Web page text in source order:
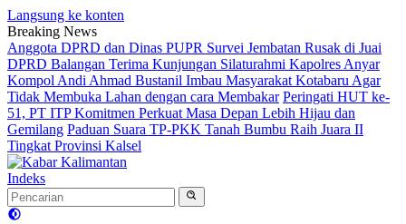
Langsung ke konten
Breaking News
Anggota DPRD dan Dinas PUPR Survei Jembatan Rusak di Juai
DPRD Balangan Terima Kunjungan Silaturahmi Kapolres Anyar
Kompol Andi Ahmad Bustanil Imbau Masyarakat Kotabaru Agar
Tidak Membuka Lahan dengan cara Membakar Peringati HUT ke-
51, PT ITP Komitmen Perkuat Masa Depan Lebih Hijau dan
Gemilang Paduan Suara TP-PKK Tanah Bumbu Raih Juara II
Tingkat Provinsi Kalsel
Indeks